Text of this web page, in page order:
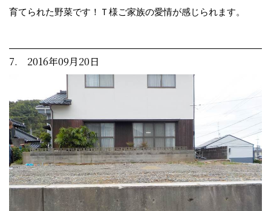
育てられた野菜です！Ｔ様ご家族の愛情が感じられます。
7. 2016年09月20日